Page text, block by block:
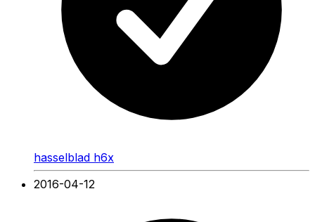
hasselblad h6x
2016-04-12